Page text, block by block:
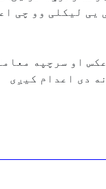
لیکلی وو چی
او سرچپه
دی اعدام کیږی